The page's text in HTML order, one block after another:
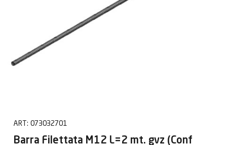
ART: 073032701
Barra Filettata M12 L=2 mt. gvz (Conf